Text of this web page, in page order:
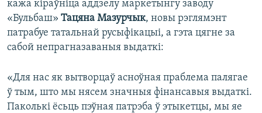
кажа кіраўніца аддзелу маркетынгу заводу
«Бульбаш» Тацяна Мазурчык, новы рэглямэнт
патрабуе татальнай русыфікацыі, а гэта цягне за
сабой непрагназаваныя выдаткі:
«Для нас як вытворцаў асноўная праблема палягае
ў тым, што мы нясем значныя фінансавыя выдаткі.
Паколькі ёсьць пэўная патрэба ў этыкетцы, мы яе